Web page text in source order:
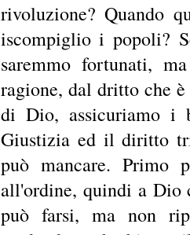
rivoluzione? Quando
iscompiglio i popoli?
saremmo fortunati,
ragione, dal dritto che
di Dio, assicuriamo i
Giustizia ed il diritto
può mancare. Primo
all'ordine, quindi a Dio
può farsi, ma non